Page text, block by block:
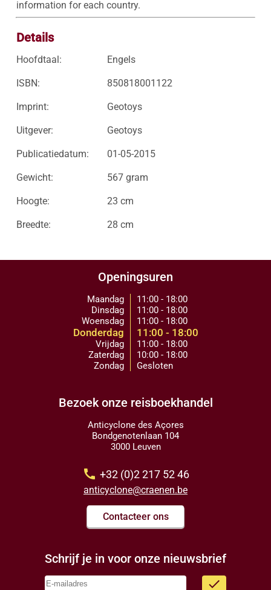
Details
Hoofdtaal: Engels
ISBN: 850818001122
Imprint: Geotoys
Uitgever: Geotoys
Publicatiedatum: 01-05-2015
Gewicht: 567 gram
Hoogte: 23 cm
Breedte: 28 cm
Openingsuren
Maandag
Dinsdag
Woensdag
Donderdag
Vrijdag
Zaterdag
Zondag
11:00 - 18:00
11:00 - 18:00
11:00 - 18:00
11:00 - 18:00
11:00 - 18:00
10:00 - 18:00
Gesloten
Bezoek onze reisboekhandel
Anticyclone des Açores
Bondgenotenlaan 104
3000 Leuven
call +32 (0)2 217 52 46
anticyclone@craenen.be
Contacteer ons
Schrijf je in voor onze nieuwsbrief
done